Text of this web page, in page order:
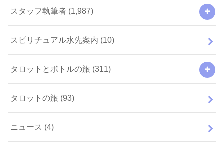
スタッフ執筆者 (1,987)
スピリチュアル水先案内 (10)
タロットとボトルの旅 (311)
タロットの旅 (93)
ニュース (4)